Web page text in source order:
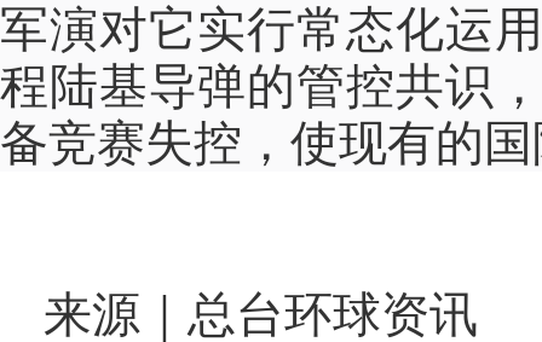
军演对它实行常态化运
程陆基导弹的管控共识
备竞赛失控，使现有的
来源｜总台环球资讯